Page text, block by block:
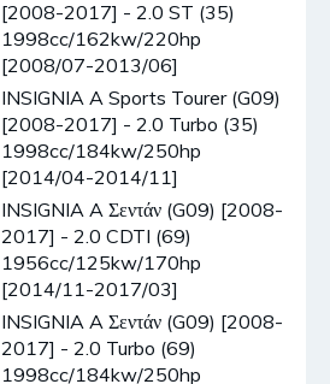
[2008-2017] - 2.0 ST (35)
1998cc/162kw/220hp
[2008/07-2013/06]
INSIGNIA A Sports Tourer (G09)
[2008-2017] - 2.0 Turbo (35)
1998cc/184kw/250hp
[2014/04-2014/11]
INSIGNIA A Σεντάν (G09) [2008-
2017] - 2.0 CDTI (69)
1956cc/125kw/170hp
[2014/11-2017/03]
INSIGNIA A Σεντάν (G09) [2008-
2017] - 2.0 Turbo (69)
1998cc/184kw/250hp